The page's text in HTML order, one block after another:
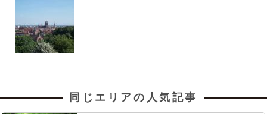
同じエリアの人気記事